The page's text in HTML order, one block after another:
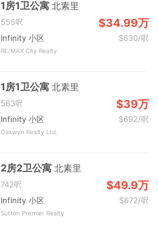
1房1卫公寓北素里
555呎 $34.99万
Infinity 小区 $630/呎
RE/MAX City Realty
1房1卫公寓北素里
563呎 $39万
Infinity 小区 $692/呎
Oakwyn Realty Ltd.
2房2卫公寓北素里
742呎 $49.9万
Infinity 小区 $672/呎
Sutton Premier Realty